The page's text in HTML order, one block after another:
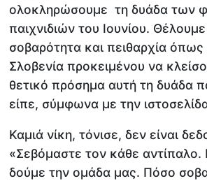
ολοκληρώσουμε τη δυάδα των
παιχνιδιών του Ιουνίου. Θέλουμε
σοβαρότητα και πειθαρχία όπως
Σλοβενία προκειμένου να
θετικό πρόσημα αυτή τη δυάδα
είπε, σύμφωνα με την
Καμιά νίκη, τόνισε, δεν είναι
«Σεβόμαστε τον κάθε αντίπαλο.
δούμε την ομάδα μας. Πόσο